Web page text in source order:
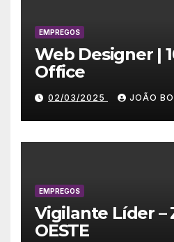
EMPREGOS
Web Designer |
Office
02/03/2025 JOÃO
EMPREGOS
Vigilante Líder –
OESTE